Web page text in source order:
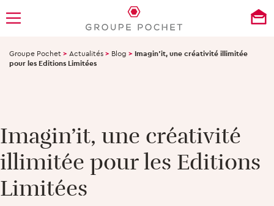
Groupe Pochet > Actualités > Blog > Imagin’it, une créativité illimitée
pour les Editions Limitées
Imagin’it, une créativité
illimitée pour les Editions
Limitées